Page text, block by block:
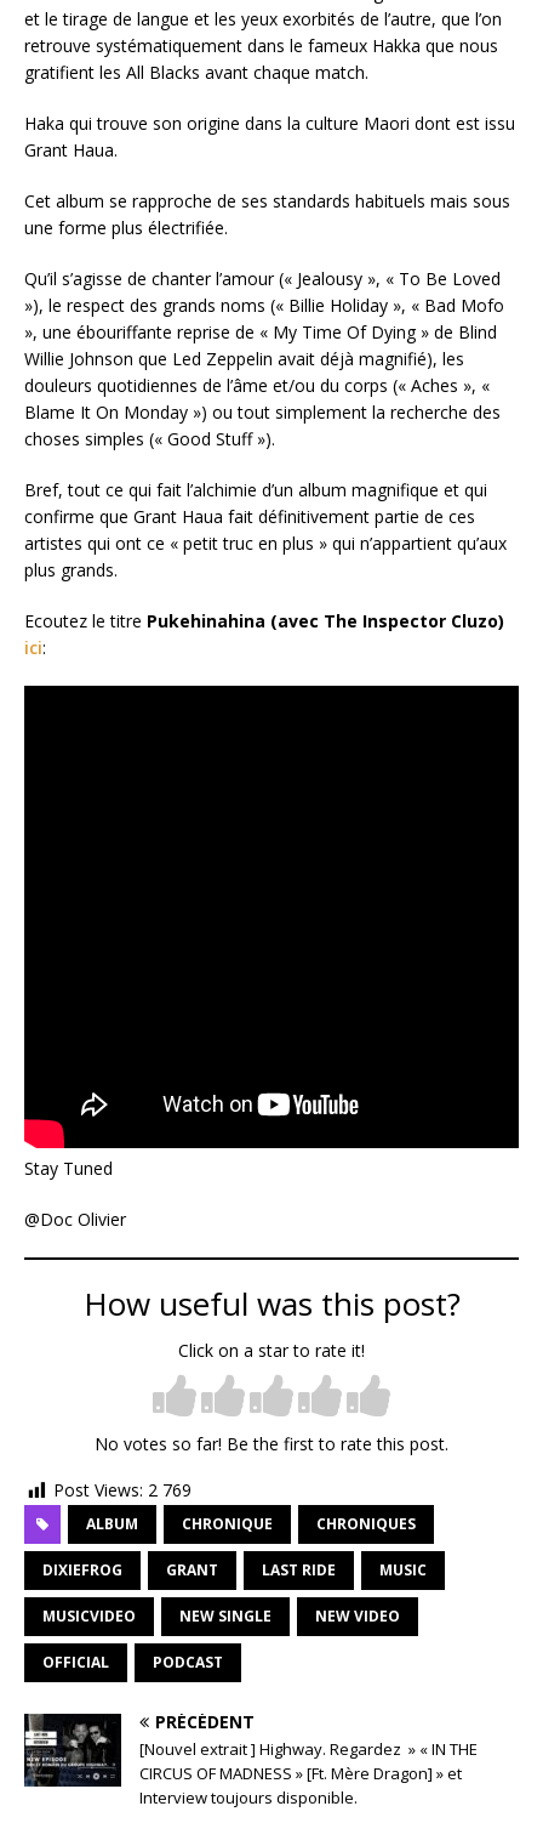
et le tirage de langue et les yeux exorbités de l’autre, que l’on
retrouve systématiquement dans le fameux Hakka que nous
gratifient les All Blacks avant chaque match.
Haka qui trouve son origine dans la culture Maori dont est issu
Grant Haua.
Cet album se rapproche de ses standards habituels mais sous
une forme plus électrifiée.
Qu’il s’agisse de chanter l’amour (« Jealousy », « To Be Loved
»), le respect des grands noms (« Billie Holiday », « Bad Mofo
», une ébouriffante reprise de « My Time Of Dying » de Blind
Willie Johnson que Led Zeppelin avait déjà magnifié), les
douleurs quotidiennes de l’âme et/ou du corps (« Aches », «
Blame It On Monday ») ou tout simplement la recherche des
choses simples (« Good Stuff »).
Bref, tout ce qui fait l’alchimie d’un album magnifique et qui
confirme que Grant Haua fait définitivement partie de ces
artistes qui ont ce « petit truc en plus » qui n’appartient qu’aux
plus grands.
Ecoutez le titre Pukehinahina (avec The Inspector Cluzo)
ici:
Stay Tuned
@Doc Olivier
How useful was this post?
Click on a star to rate it!
No votes so far! Be the first to rate this post.
Post Views: 2 769
ALBUM CHRONIQUE CHRONIQUES
DIXIEFROG GRANT LAST RIDE MUSIC
MUSICVIDEO NEW SINGLE NEW VIDEO
OFFICIAL PODCAST
PRÉCÉDENT
[Nouvel extrait ] Highway. Regardez » « IN THE
CIRCUS OF MADNESS » [Ft. Mère Dragon] » et
Interview toujours disponible.